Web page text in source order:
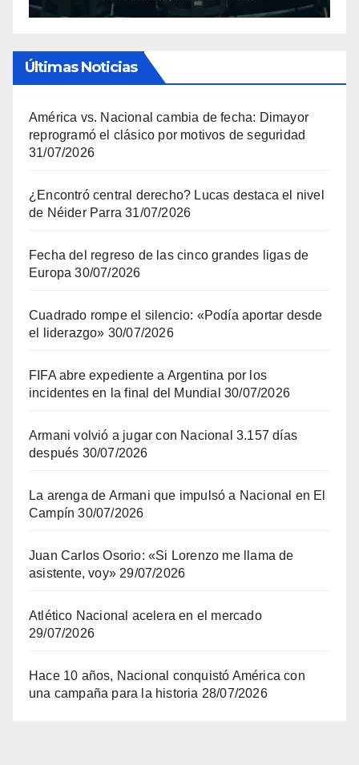
Últimas Noticias
América vs. Nacional cambia de fecha: Dimayor
reprogramó el clásico por motivos de seguridad
31/07/2026
¿Encontró central derecho? Lucas destaca el nivel
de Néider Parra 31/07/2026
Fecha del regreso de las cinco grandes ligas de
Europa 30/07/2026
Cuadrado rompe el silencio: «Podía aportar desde
el liderazgo» 30/07/2026
FIFA abre expediente a Argentina por los
incidentes en la final del Mundial 30/07/2026
Armani volvió a jugar con Nacional 3.157 días
después 30/07/2026
La arenga de Armani que impulsó a Nacional en El
Campín 30/07/2026
Juan Carlos Osorio: «Si Lorenzo me llama de
asistente, voy» 29/07/2026
Atlético Nacional acelera en el mercado
29/07/2026
Hace 10 años, Nacional conquistó América con
una campaña para la historia 28/07/2026